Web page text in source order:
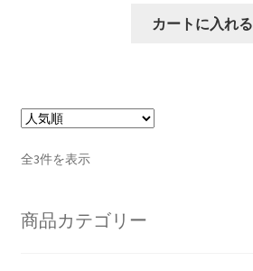
カートに入れる
全3件を表示人
商品カテゴリー